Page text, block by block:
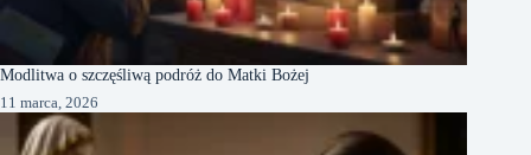
Modlitwa o szczęśliwą podróż do Matki Bożej
11 marca, 2026